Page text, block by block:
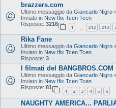
brazzers.com
Ultimo messaggio da Giancarlo Nigro
Inviato in New Ifix Tcen Tcen
Risposte: 3216
1 212 213
Rika Fane
Ultimo messaggio da Giancarlo Nigro
Inviato in New Ifix Tcen Tcen
Risposte: 3
I filmati del BANGBROS.COM
Ultimo messaggio da Giancarlo Nigro
Inviato in New Ifix Tcen Tcen
Risposte: 81
1 2 3 4 5 6
NAUGHTY AMERICA...